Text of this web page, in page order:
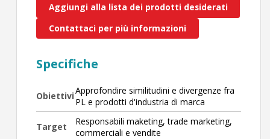
Aggiungi alla lista dei prodotti desiderati
Contattaci per più informazioni
Specifiche
ObiettiviApprofondire similitudini e divergenze fra
PL e prodotti d'industria di marca
Target
Responsabili maketing, trade marketing,
commerciali e vendite